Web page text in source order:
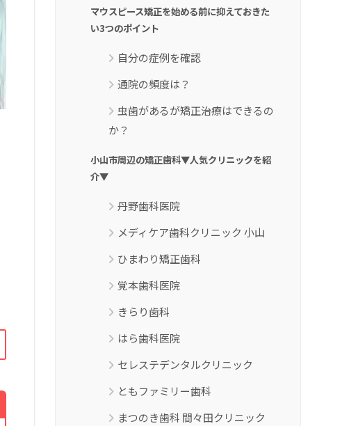
マウスピース矯正を始める前に抑えておきた
い3つのポイント
自分の症例を確認
通院の頻度は？
虫歯があるが矯正治療はできるの
か？
小山市周辺の矯正歯科▼人気クリニックを紹
介▼
丹野歯科医院
メディケア歯科クリニック 小山
ひまわり矯正歯科
覚本歯科医院
きらり歯科
はら歯科医院
セレステデンタルクリニック
ともファミリー歯科
まつのき歯科 間々田クリニック